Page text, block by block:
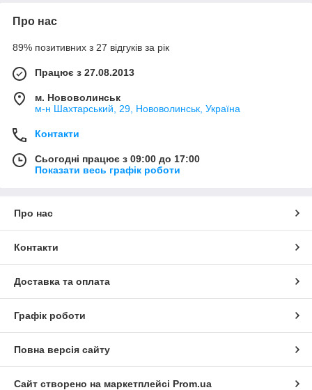
Про нас
89% позитивних з 27 відгуків за рік
Працює з 27.08.2013
м. Нововолинськ
м-н Шахтарський, 29, Нововолинськ, Україна
Контакти
Сьогодні працює з 09:00 до 17:00
Показати весь графік роботи
Про нас
Контакти
Доставка та оплата
Графік роботи
Повна версія сайту
Сайт створено на маркетплейсі Prom.ua